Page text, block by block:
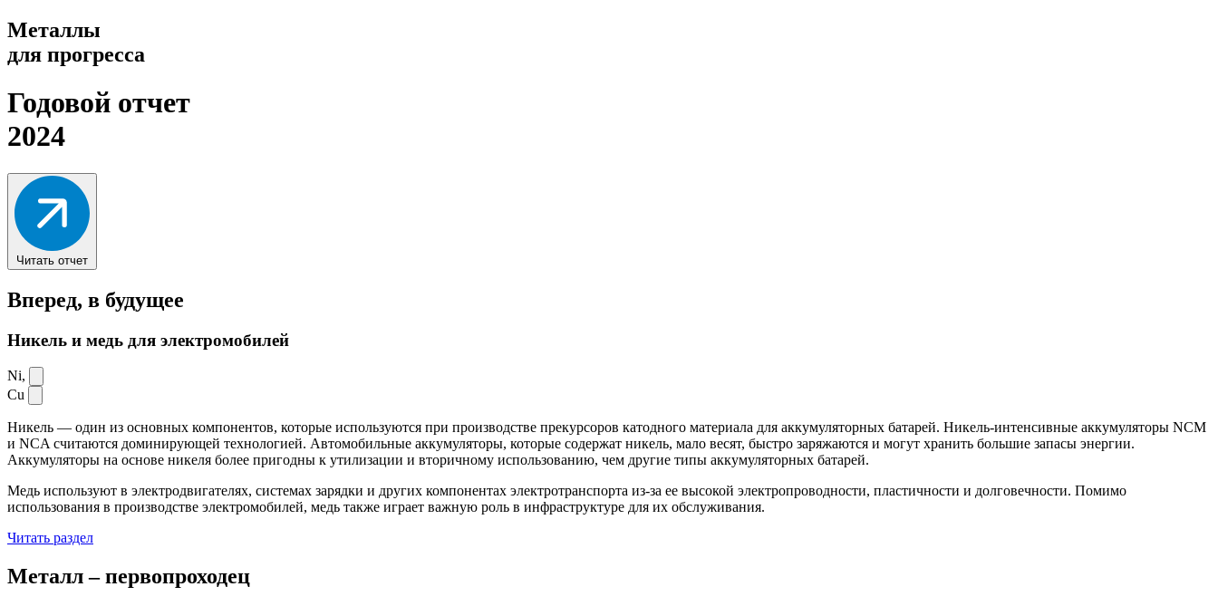
Металлы
для прогресса
Годовой отчет
2024
Читать отчет
Вперед, в будущее
Никель и медь для электромобилей
Ni,
Cu
Никель — один из основных компонентов, которые используются при производстве прекурсоров катодного материала для аккумуляторных батарей. Никель-интенсивные аккумуляторы NCM
и NCA считаются доминирующей технологией. Автомобильные аккумуляторы, которые содержат никель, мало весят, быстро заряжаются и могут хранить большие запасы энергии.
Аккумуляторы на основе никеля более пригодны к утилизации и вторичному использованию, чем другие типы аккумуляторных батарей.
Медь используют в электродвигателях, системах зарядки и других компонентах электротранспорта из-за ее высокой электропроводности, пластичности и долговечности. Помимо
использования в производстве электромобилей, медь также играет важную роль в инфраструктуре для их обслуживания.
Читать раздел
Металл –первопроходец